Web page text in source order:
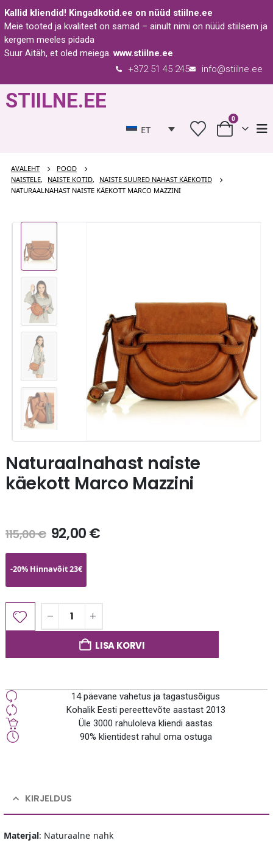
Kallid kliendid! Kingadkotid.ee on nüüd stiilne.ee
Meie tooted ja kvaliteet on samad – ainult nimi on nüüd stiilsem ja
kergem meeles pidada
Suur Aitäh, et oled meiega.www.stiilne.ee
info@stiilne.ee
+372 51 45 245
STIILNE.EE
ET
0
AVALEHT
POOD
NAISTELE, NAISTE KOTID,
NAISTE SUURED NAHAST KÄEKOTID
NATURAALNAHAST NAISTE KÄEKOTT MARCO MAZZINI
Naturaalnahast naiste
käekott Marco Mazzini
115,00€ 92,00€
-20% Hinnavõit 23€
LISA KORVI
14 päevane vahetus ja tagastusõigus
Kohalik Eesti pereettevõte aastast 2013
Üle 3000 rahuloleva kliendi aastas
90% klientidest rahul oma ostuga
KIRJELDUS
Materjal: Naturaalne nahk